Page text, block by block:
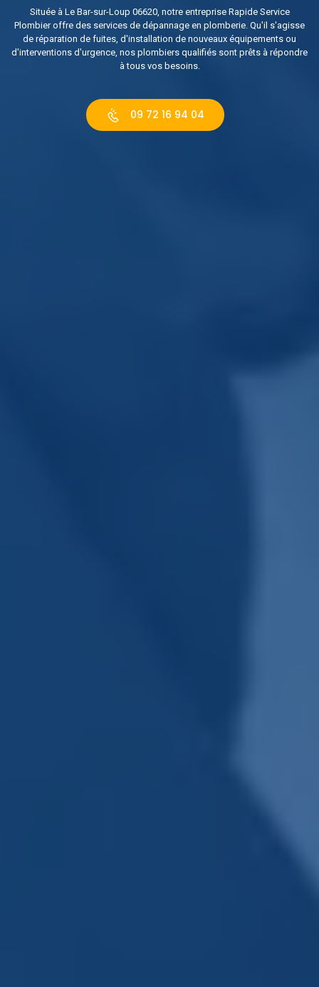
Située à Le Bar-sur-Loup 06620, notre entreprise Rapide Service
Plombier offre des services de dépannage en plomberie. Qu'il s'agisse
de réparation de fuites, d'installation de nouveaux équipements ou
d'interventions d'urgence, nos plombiers qualifiés sont prêts à répondre
à tous vos besoins.
09 72 16 94 04